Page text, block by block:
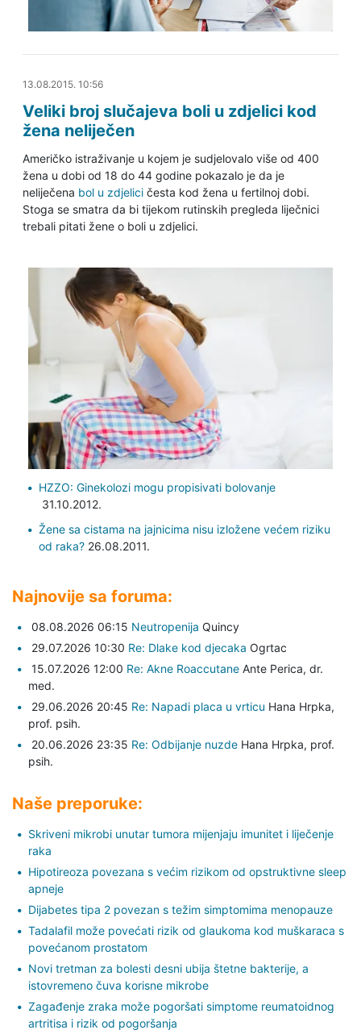
13.08.2015. 20:25
13.08.2015. 10:56
Veliki broj slučajeva boli u zdjelici kod
žena neliječen
Američko istraživanje u kojem je sudjelovalo više od 400
žena u dobi od 18 do 44 godine pokazalo je da je
neliječena bol u zdjelicičesta kod žena u fertilnoj dobi.
Stoga se smatra da bi tijekom rutinskih pregleda liječnici
trebali pitati žene o boli u zdjelici.
HZZO: Ginekolozi mogu propisivati bolovanje
31.10.2012.
Žene sa cistama na jajnicima nisu izložene većem riziku
od raka?26.08.2011.
Najnovije sa foruma:
08.08.2026 06:15 Neutropenija Quincy
29.07.2026 10:30 Re: Dlake kod djecaka Ogrtac
15.07.2026 12:00 Re: Akne Roaccutane Ante Perica, dr.
med.
29.06.2026 20:45 Re: Napadi placa u vrticu Hana Hrpka,
prof. psih.
20.06.2026 23:35 Re: Odbijanje nuzde Hana Hrpka, prof.
psih.
Naše preporuke:
Skriveni mikrobi unutar tumora mijenjaju imunitet i liječenje
raka
Hipotireoza povezana s većim rizikom od opstruktivne sleep
apneje
Dijabetes tipa 2 povezan s težim simptomima menopauze
Tadalafil može povećati rizik od glaukoma kod muškaraca s
povećanom prostatom
Novi tretman za bolesti desni ubija štetne bakterije, a
istovremeno čuva korisne mikrobe
Zagađenje zraka može pogoršati simptome reumatoidnog
artritisa i rizik od pogoršanja